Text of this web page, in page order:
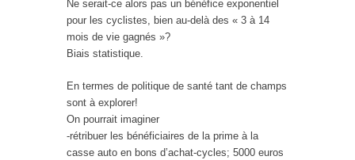
Ne serait-ce alors pas un bénéfice exponentiel
pour les cyclistes, bien au-delà des « 3 à 14
mois de vie gagnés »?
Biais statistique.
En termes de politique de santé tant de champs
sont à explorer!
On pourrait imaginer
-rétribuer les bénéficiaires de la prime à la
casse auto en bons d’achat-cycles; 5000 euros